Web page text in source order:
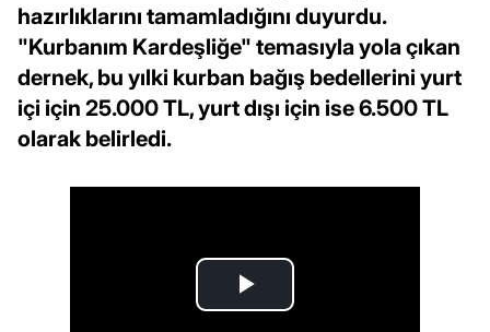
hazırlıklarını tamamladığını duyurdu.
"Kurbanım Kardeşliğe" temasıyla yola çıkan
dernek, bu yılki kurban bağış bedellerini yurt
içi için 25.000 TL, yurt dışı için ise 6.500 TL
olarak belirledi.